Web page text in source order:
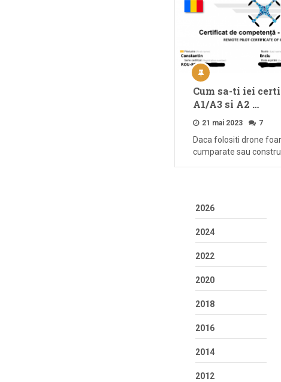
Cum sa-ti iei
A1/A3 si A2 …
21 mai 2023 7
Daca folositi drone
cumparate sau
2026
2024
2022
2020
2018
2016
2014
2012